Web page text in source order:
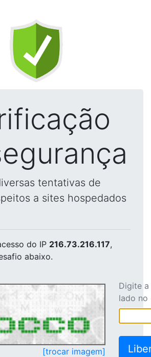
tentativas de
a sites hospedados
do IP 216.73.216.117,
abaixo.
[trocar imagem]
Digite
lado no